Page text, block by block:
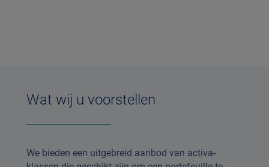
Wat wij u voorstellen
We bieden een uitgebreid aanbod van activa-